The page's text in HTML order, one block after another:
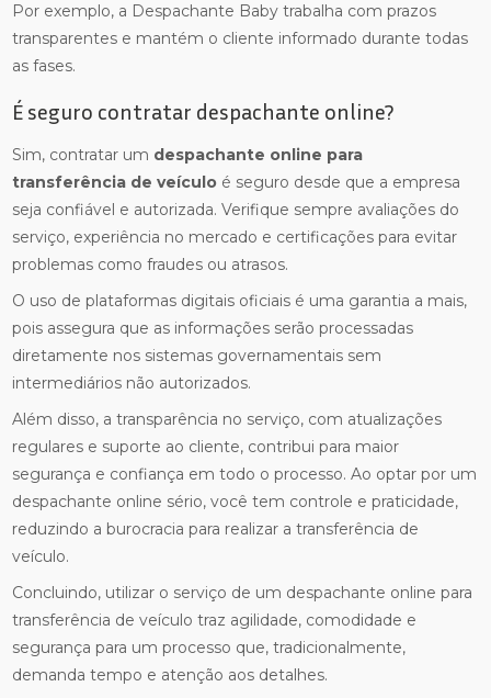
Por exemplo, a Despachante Baby trabalha com prazos
transparentes e mantém o cliente informado durante todas
as fases.
É seguro contratar despachante online?
Sim, contratar um despachante online para
transferência de veículo é seguro desde que a empresa
seja confiável e autorizada. Verifique sempre avaliações do
serviço, experiência no mercado e certificações para evitar
problemas como fraudes ou atrasos.
O uso de plataformas digitais oficiais é uma garantia a mais,
pois assegura que as informações serão processadas
diretamente nos sistemas governamentais sem
intermediários não autorizados.
Além disso, a transparência no serviço, com atualizações
regulares e suporte ao cliente, contribui para maior
segurança e confiança em todo o processo. Ao optar por um
despachante online sério, você tem controle e praticidade,
reduzindo a burocracia para realizar a transferência de
veículo.
Concluindo, utilizar o serviço de um despachante online para
transferência de veículo traz agilidade, comodidade e
segurança para um processo que, tradicionalmente,
demanda tempo e atenção aos detalhes.